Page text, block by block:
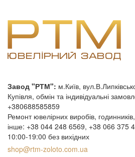
Завод "РТМ": м.Київ,
Купівля, обмін та індивідуальні
+380688585859
Ремонт ювелірних виробів,
інше: +38 044 248 6569, +38 066 375
10:00-19:00 без вихідних
shop@rtm-zoloto.com.ua